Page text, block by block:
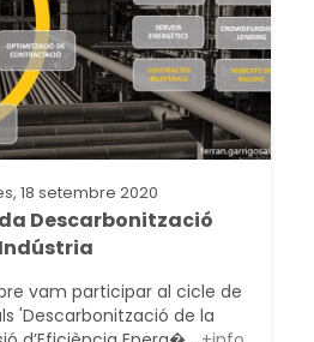
18 setembre 2020
Descarbonització
Indústria
vam participar al cicle de
'Descarbonització de la